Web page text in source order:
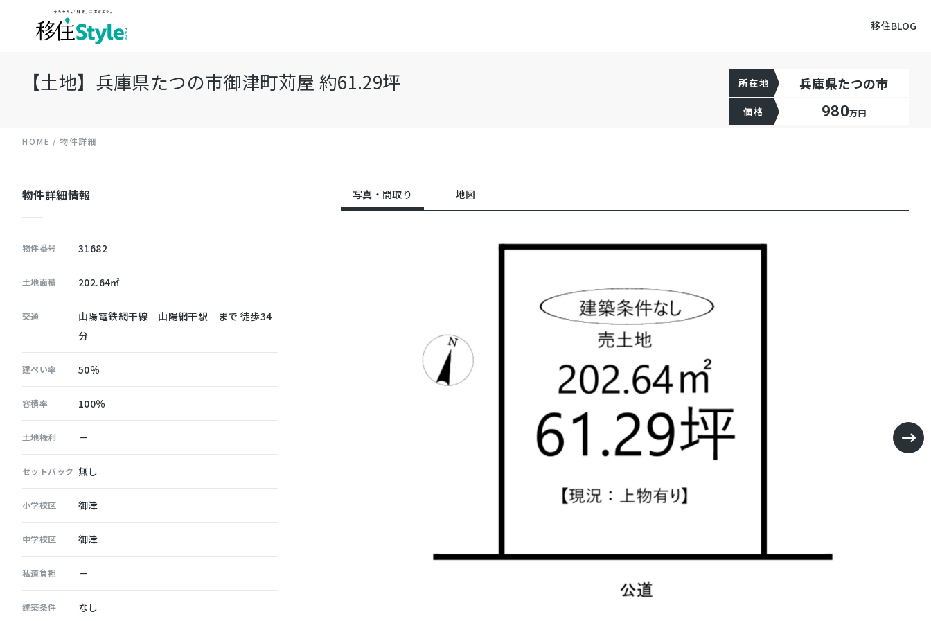
移住BLOG
【土地】兵庫県たつの市御津町苅屋 約61.29坪 所在地 兵庫県たつの市
価格 980万円
HOME 物件詳細
写真・間取り 地図
物件詳細情報
物件番号 31682
土地面積 202.64㎡
交通
山陽電鉄網干線 山陽網干駅 まで 徒歩34
分
建ぺい率 50％
容積率 100％
土地権利 －
セットバック 無し
小学校区 御津
中学校区 御津
私道負担 －
建築条件 なし